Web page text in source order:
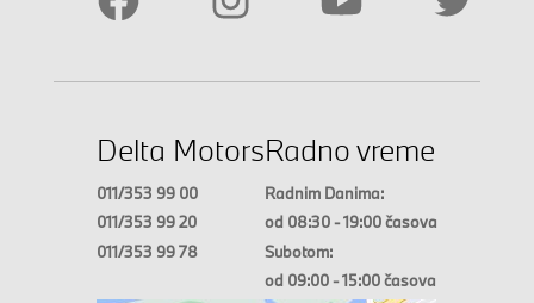
Delta Motors
011/353 99 00
011/353 99 20
011/353 99 78
Radno vreme
Radnim Danima:
od 08:30 - 19:00 časova
Subotom:
od 09:00 - 15:00 časova